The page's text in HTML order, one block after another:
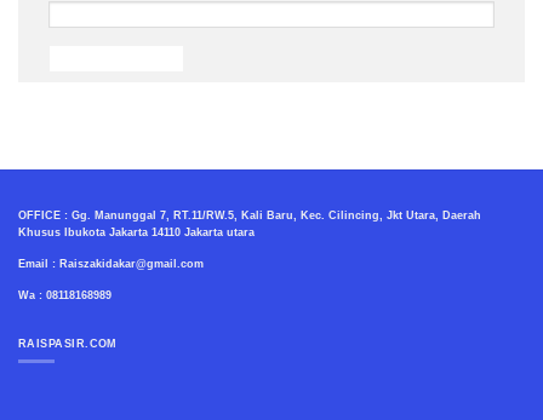
OFFICE : Gg. Manunggal 7, RT.11/RW.5, Kali Baru, Kec. Cilincing, Jkt Utara, Daerah
Khusus Ibukota Jakarta 14110 Jakarta utara
Email : Raiszakidakar@gmail.com
Wa : 08118168989
RAISPASIR.COM